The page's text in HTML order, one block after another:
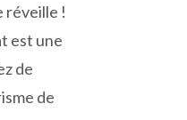
réveille !
est une
de
de